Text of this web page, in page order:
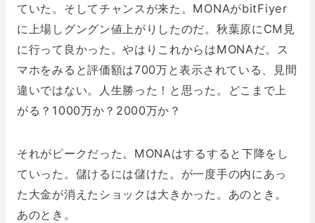
ていた。そしてチャンスが来た。MONAがbitFiyer
に上場しグングン値上がりしたのだ。秋葉原にCM見
に行って良かった。やはりこれからはMONAだ。ス
マホをみると評価額は700万と表示されている、見間
違いではない。人生勝った！と思った。どこまで上
がる？1000万か？2000万か？
それがピークだった。MONAはするすると下降をし
ていった。儲けるには儲けた。が一度手の内にあっ
た大金が消えたショックは大きかった。あのとき。
あのとき。